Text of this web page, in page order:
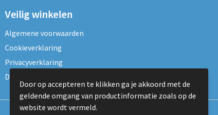
Veilig winkelen
Algemene voorwaarden
Cookieverklaring
Privacyverklaring
Disclaimer
Door op accepteren te klikken ga je akkoord met de
geldende omgang van productinformatie zoals op de
website wordt vermeld.